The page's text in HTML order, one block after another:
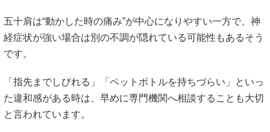
五十肩は“動かした時の痛み”が中心になりやすい一方で、神
経症状が強い場合は別の不調が隠れている可能性もあるそう
です。
「指先までしびれる」「ペットボトルを持ちづらい」といっ
た違和感がある時は、早めに専門機関へ相談することも大切
と言われています。